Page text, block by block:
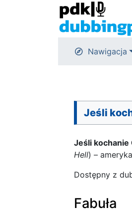
Nawigacja
Jeśli
Jeśli kochanie
Hell) –
Dostępny z
Fabuła